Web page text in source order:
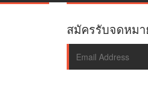
สมัครรับจดหมา